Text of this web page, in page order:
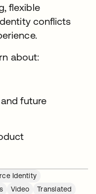
flexible
conflicts
about:
future
Identity
Video Translated